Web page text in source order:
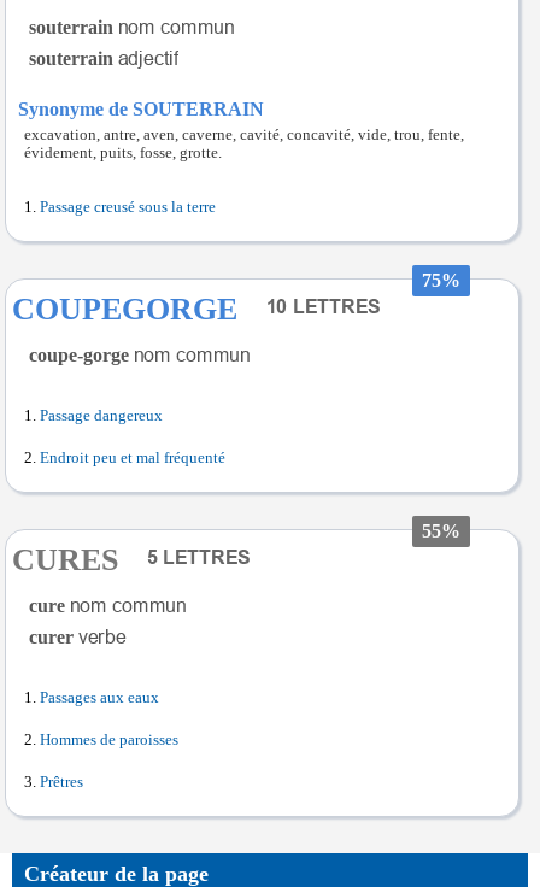
souterrain
souterrain
Synonyme de SOUTERRAIN
excavation, antre, aven, caverne, cavité, concavité, vide, trou, fente,
évidement, puits, fosse, grotte.
Passage creusé sous la terre
75%
COUPEGORGE
coupe-gorge
Passage dangereux
Endroit peu et mal fréquenté
55%
CURES
cure
curer
Passages aux eaux
Hommes de paroisses
Prêtres
Créateur de la page